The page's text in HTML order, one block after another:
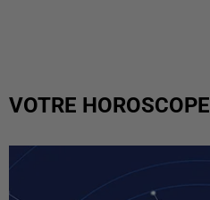
VOTRE HOROSCOPE